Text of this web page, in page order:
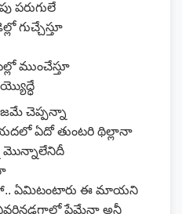
పరుగులే
గుచ్చేస్తూ
ముంచేస్తూ
చెప్పన్నా
ఏదో తుంటరి థిల్లానా
మొన్నాలేనిదీ
ఏమిటంటారు ఈ మాయని
ప్రేమేనా అనీ